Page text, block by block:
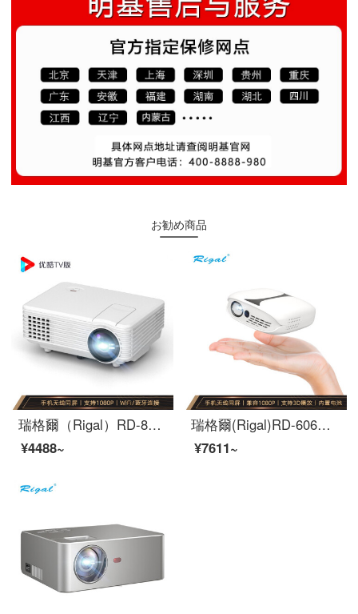
お勧め商品
瑞格爾（Rigal）RD-805スマートプロジェクター家庭用プロジェクター（1080 P WiFi接続携帯電話/小型/投影無線同画面対応）
¥4488~
瑞格爾(Rigal)RD-606プロジェクター家庭用携帯電話(4 K/1080 P対応バッテリー付き携帯電話無線同画面対応3 D再生)
¥7611~